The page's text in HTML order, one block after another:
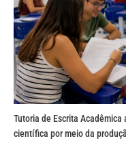
Tutoria de Escrita
científica por meio da